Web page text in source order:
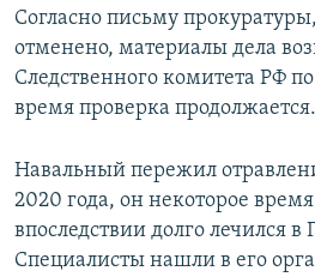
Согласно письму
отменено, материалы дела
Следственного комитета РФ
время проверка продолжается.
Навальный пережил
2020 года, он некоторое
впоследствии долго лечился
Специалисты нашли в его